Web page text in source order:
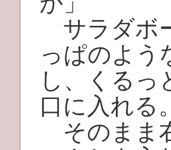
サラダボ
っぱのよう
し、くるっ
口に入れる
そのまま